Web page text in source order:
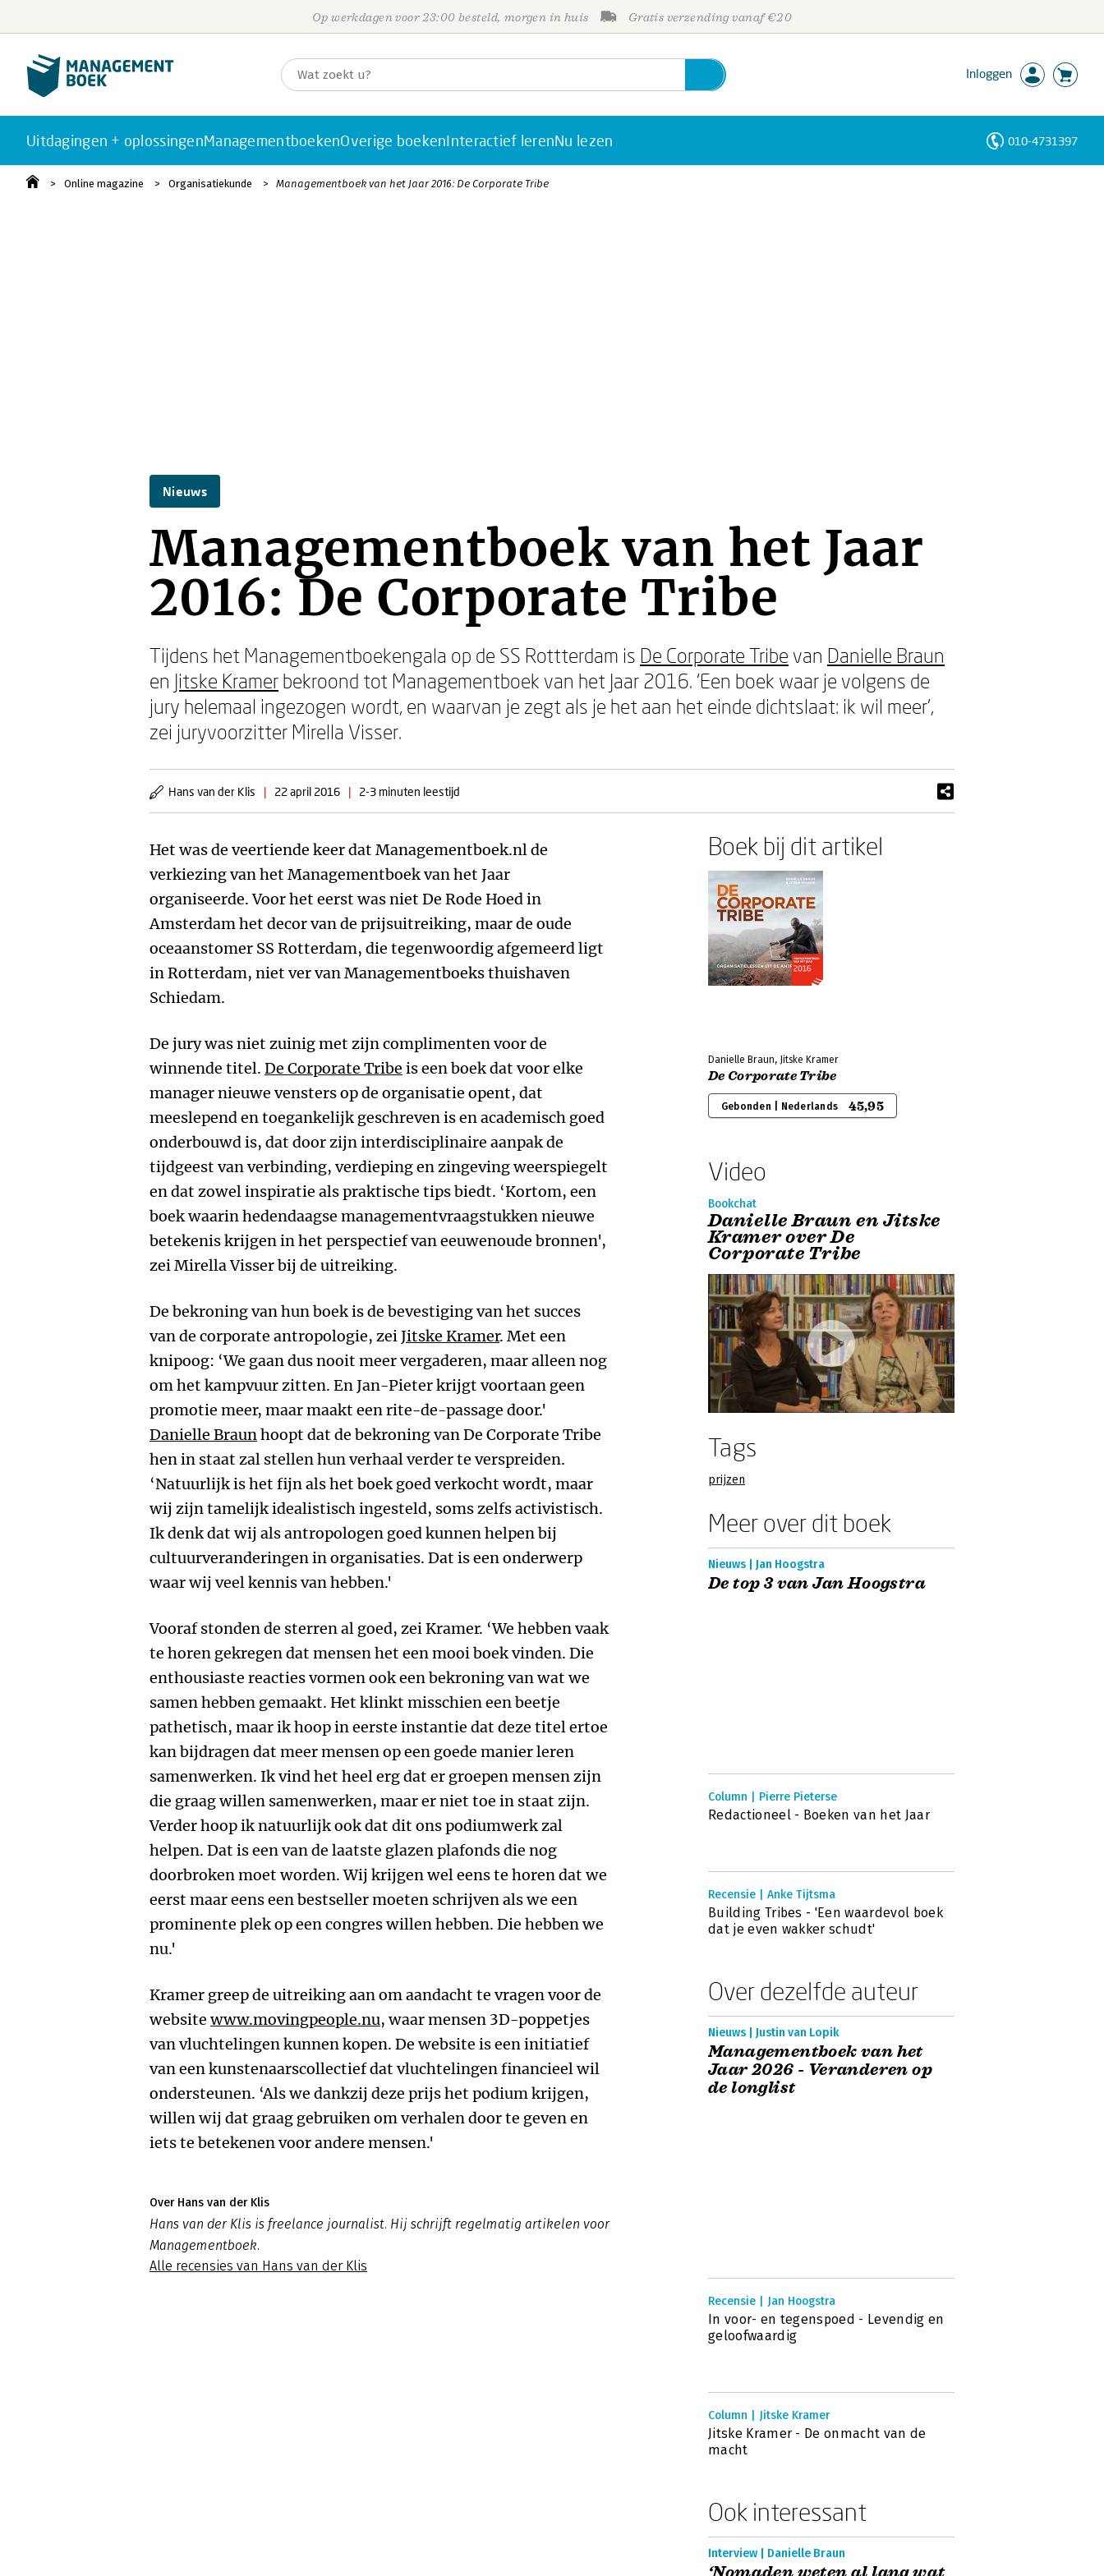
Op werkdagen voor 23:00 besteld, morgen in huis Gratis verzending vanaf €20
Inloggen
Uitdagingen + oplossingenManagementboekenOverige boekenInteractief lerenNu lezen 010-4731397
Online magazine Organisatiekunde Managementboek van het Jaar 2016: De Corporate Tribe
Nieuws
Managementboek van het Jaar
2016: De Corporate Tribe
Tijdens het Managementboekengala op de SS Rottterdam is De Corporate Tribe van Danielle Braun
en Jitske Kramer bekroond tot Managementboek van het Jaar 2016. ‘Een boek waar je volgens de
jury helemaal ingezogen wordt, en waarvan je zegt als je het aan het einde dichtslaat: ik wil meer',
zei juryvoorzitter Mirella Visser.
Hans van der Klis | 22 april 2016 | 2-3 minuten leestijd
Het was de veertiende keer dat Managementboek.nl de
verkiezing van het Managementboek van het Jaar
organiseerde. Voor het eerst was niet De Rode Hoed in
Amsterdam het decor van de prijsuitreiking, maar de oude
oceaanstomer SS Rotterdam, die tegenwoordig afgemeerd ligt
in Rotterdam, niet ver van Managementboeks thuishaven
Schiedam.
De jury was niet zuinig met zijn complimenten voor de
winnende titel. De Corporate Tribe is een boek dat voor elke
manager nieuwe vensters op de organisatie opent, dat
meeslepend en toegankelijk geschreven is en academisch goed
onderbouwd is, dat door zijn interdisciplinaire aanpak de
tijdgeest van verbinding, verdieping en zingeving weerspiegelt
en dat zowel inspiratie als praktische tips biedt. ‘Kortom, een
boek waarin hedendaagse managementvraagstukken nieuwe
betekenis krijgen in het perspectief van eeuwenoude bronnen',
zei Mirella Visser bij de uitreiking.
De bekroning van hun boek is de bevestiging van het succes
van de corporate antropologie, zeiJitske Kramer. Met een
knipoog: ‘We gaan dus nooit meer vergaderen, maar alleen nog
om het kampvuur zitten. En Jan-Pieter krijgt voortaan geen
promotie meer, maar maakt een rite-de-passage door.'
Danielle Braunhoopt dat de bekroning van De Corporate Tribe
hen in staat zal stellen hun verhaal verder te verspreiden.
‘Natuurlijk is het fijn als het boek goed verkocht wordt, maar
wij zijn tamelijk idealistisch ingesteld, soms zelfs activistisch.
Ik denk dat wij als antropologen goed kunnen helpen bij
cultuurveranderingen in organisaties. Dat is een onderwerp
waar wij veel kennis van hebben.'
Vooraf stonden de sterren al goed, zei Kramer. ‘We hebben vaak
te horen gekregen dat mensen het een mooi boek vinden. Die
enthousiaste reacties vormen ook een bekroning van wat we
samen hebben gemaakt. Het klinkt misschien een beetje
pathetisch, maar ik hoop in eerste instantie dat deze titel ertoe
kan bijdragen dat meer mensen op een goede manier leren
samenwerken. Ik vind het heel erg dat er groepen mensen zijn
die graag willen samenwerken, maar er niet toe in staat zijn.
Verder hoop ik natuurlijk ook dat dit ons podiumwerk zal
helpen. Dat is een van de laatste glazen plafonds die nog
doorbroken moet worden. Wij krijgen wel eens te horen dat we
eerst maar eens een bestseller moeten schrijven als we een
prominente plek op een congres willen hebben. Die hebben we
nu.'
Kramer greep de uitreiking aan om aandacht te vragen voor de
website www.movingpeople.nu, waar mensen 3D-poppetjes
van vluchtelingen kunnen kopen. De website is een initiatief
van een kunstenaarscollectief dat vluchtelingen financieel wil
ondersteunen. ‘Als we dankzij deze prijs het podium krijgen,
willen wij dat graag gebruiken om verhalen door te geven en
iets te betekenen voor andere mensen.'
Over Hans van der Klis
Hans van der Klis is freelance journalist. Hij schrijft regelmatig artikelen voor
Managementboek.
Alle recensies van Hans van der Klis
Boek bij dit artikel
Danielle Braun, Jitske Kramer
De Corporate Tribe
Gebonden | Nederlands 45,95
Video
Bookchat
Danielle Braun en Jitske
Kramer over De
Corporate Tribe
Tags
prijzen
Meer over dit boek
Nieuws | Jan Hoogstra
De top 3 van Jan Hoogstra
Column | Pierre Pieterse
Redactioneel - Boeken van het Jaar
Recensie | Anke Tijtsma
Building Tribes - 'Een waardevol boek
dat je even wakker schudt'
Over dezelfde auteur
Nieuws | Justin van Lopik
Managementboek van het
Jaar 2026 - Veranderen op
de longlist
Recensie | Jan Hoogstra
In voor- en tegenspoed - Levendig en
geloofwaardig
Column | Jitske Kramer
Jitske Kramer - De onmacht van de
macht
Ook interessant
Interview | Danielle Braun
Personen